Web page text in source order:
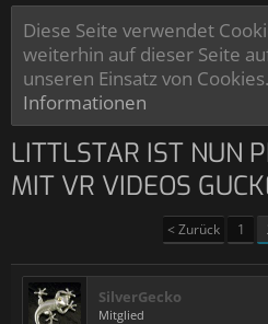
Diese Seite verwendet
weiterhin auf dieser Seite
unseren Einsatz von Cookies.
Informationen
LITTLSTAR IST NUN
MIT VR VIDEOS
< Zurück 1
SilverGecko
Mitglied